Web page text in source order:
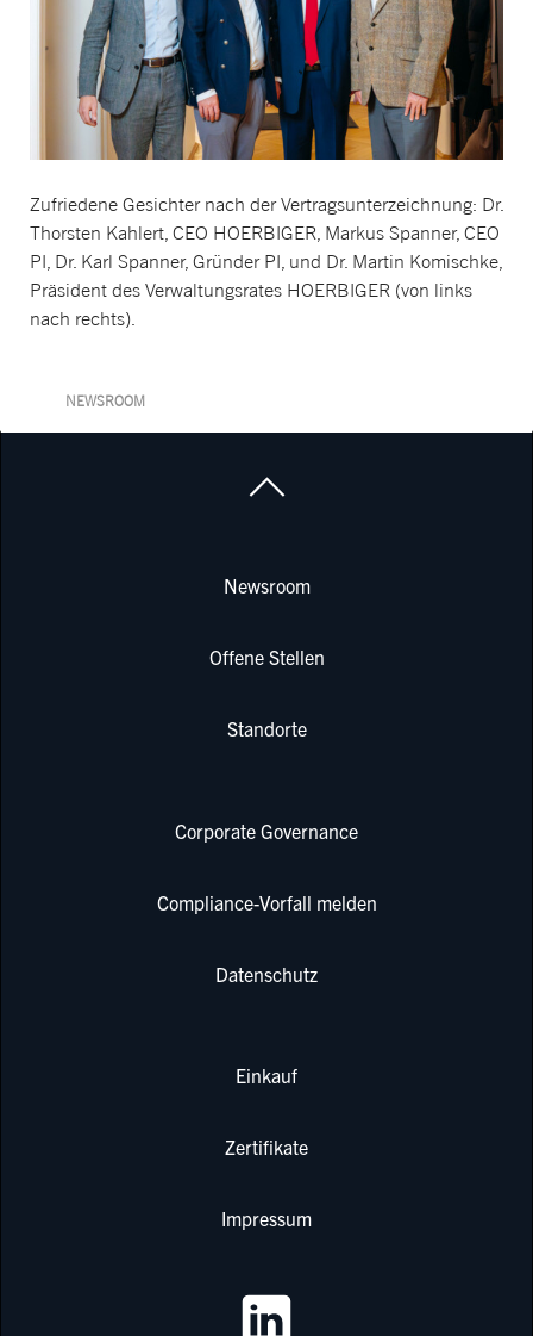
Zufriedene Gesichter nach der Vertragsunterzeichnung: Dr.
Thorsten Kahlert, CEO HOERBIGER, Markus Spanner, CEO
PI, Dr. Karl Spanner, Gründer PI, und Dr. Martin Komischke,
Präsident des Verwaltungsrates HOERBIGER (von links
nach rechts).
NEWSROOM
Newsroom
Offene Stellen
Standorte
Corporate Governance
Compliance-Vorfall melden
Datenschutz
Einkauf
Zertifikate
Impressum